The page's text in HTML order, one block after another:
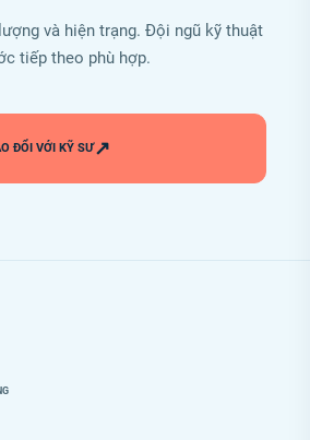
và hiện trạng. Đội ngũ kỹ thuật
tiếp theo phù hợp.
ĐỔI VỚI KỸ SƯ↗